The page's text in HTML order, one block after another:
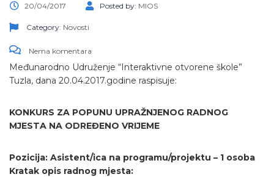
20/04/2017 Posted by: MIOS
Category: Novosti
Nema komentara
Međunarodno Udruženje “Interaktivne otvorene škole”
Tuzla, dana 20.04.2017.godine raspisuje:
KONKURS ZA POPUNU UPRAŽNJENOG RADNOG
MJESTA NA ODREĐENO VRIJEME
Pozicija: Asistent/ica na programu/projektu – 1 osoba
Kratak opis radnog mjesta: